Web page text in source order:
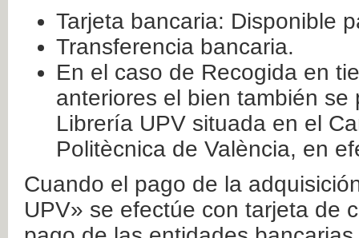
Tarjeta bancaria: Disponible
Transferencia bancaria.
En el caso de Recogida en
anteriores el bien también
Librería UPV situada en el
Politècnica de València, en
Cuando el pago de la
UPV» se efectúe con tarjeta de